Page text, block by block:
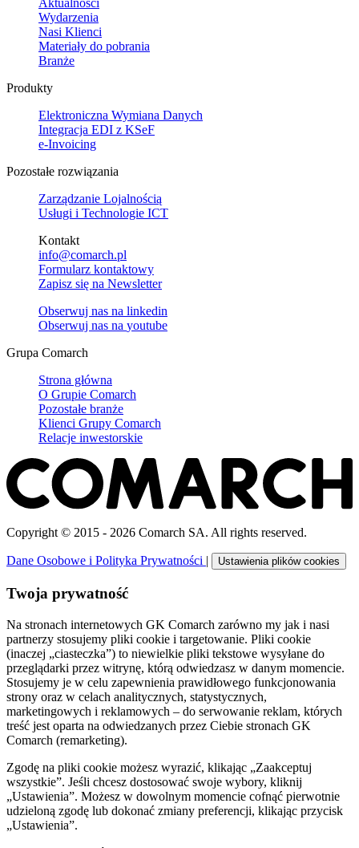
Wydarzenia
Nasi Klienci
Materiały do pobrania
Branże
Produkty
Elektroniczna Wymiana Danych
Integracja EDI z KSeF
e-Invoicing
Pozostałe rozwiązania
Zarządzanie Lojalnością
Usługi i Technologie ICT
Kontakt
info@comarch.pl
Formularz kontaktowy
Zapisz się na Newsletter
Obserwuj nas na linkedin
Obserwuj nas na youtube
Grupa Comarch
Strona główna
O Grupie Comarch
Pozostałe branże
Klienci Grupy Comarch
Relacje inwestorskie
Copyright © 2015 - 2026 Comarch SA. All rights reserved.
Dane Osobowe i Polityka Prywatności | Ustawienia plików cookies
Twoja prywatność
Na stronach internetowych GK Comarch zarówno my jak i nasi
partnerzy stosujemy pliki cookie i targetowanie. Pliki cookie
(inaczej „ciasteczka”) to niewielkie pliki tekstowe wysyłane do
przeglądarki przez witrynę, którą odwiedzasz w danym momencie.
Stosujemy je w celu zapewnienia prawidłowego funkcjonowania
strony oraz w celach analitycznych, statystycznych,
marketingowych i reklamowych – do serwowanie reklam, których
treść jest oparta na odwiedzanych przez Ciebie stronach GK
Comarch (remarketing).
Zgodę na pliki cookie możesz wyrazić, klikając „Zaakceptuj
wszystkie”. Jeśli chcesz dostosować swoje wybory, kliknij
„Ustawienia”. Możesz w dowolnym momencie cofnąć pierwotnie
udzieloną zgodę lub dokonać zmiany preferencji, klikając przycisk
„Ustawienia”.